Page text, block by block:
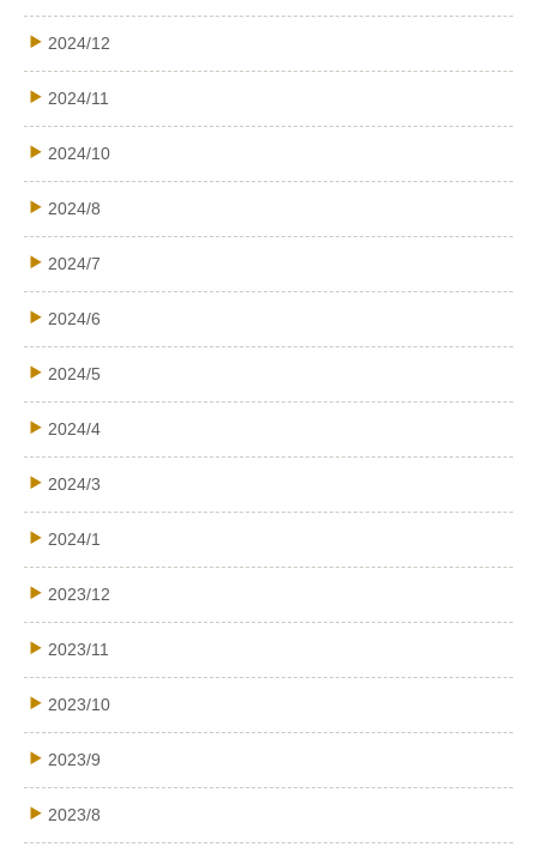
2024/12
2024/11
2024/10
2024/8
2024/7
2024/6
2024/5
2024/4
2024/3
2024/1
2023/12
2023/11
2023/10
2023/9
2023/8